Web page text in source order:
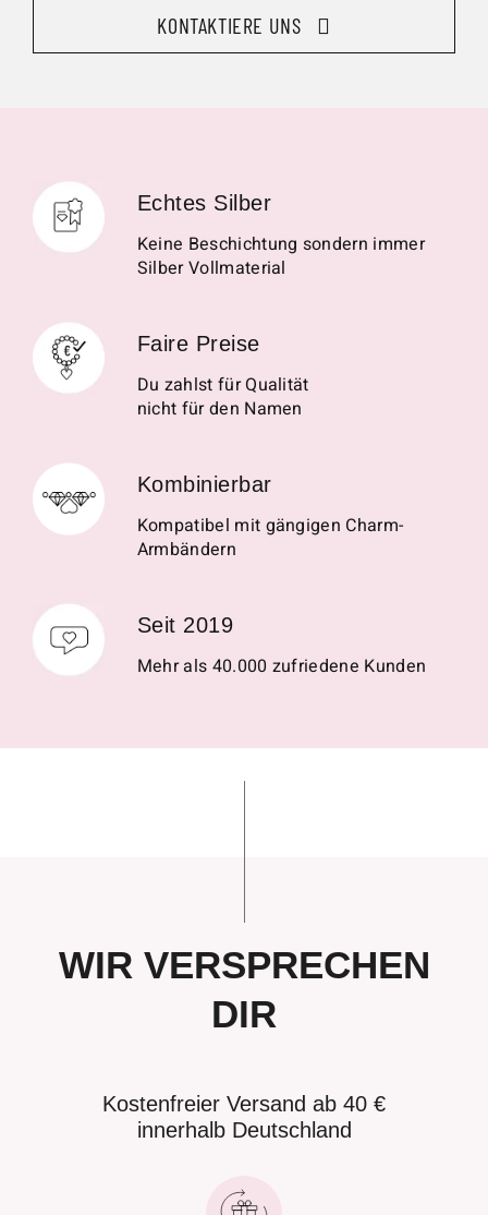
KONTAKTIERE UNS
Echtes Silber
Keine Beschichtung sondern immer
Silber Vollmaterial
Faire Preise
Du zahlst für Qualität
nicht für den Namen
Kombinierbar
Kompatibel mit gängigen Charm-
Armbändern
Seit 2019
Mehr als 40.000 zufriedene Kunden
WIR VERSPRECHEN
DIR
Kostenfreier Versand ab 40 €
innerhalb Deutschland